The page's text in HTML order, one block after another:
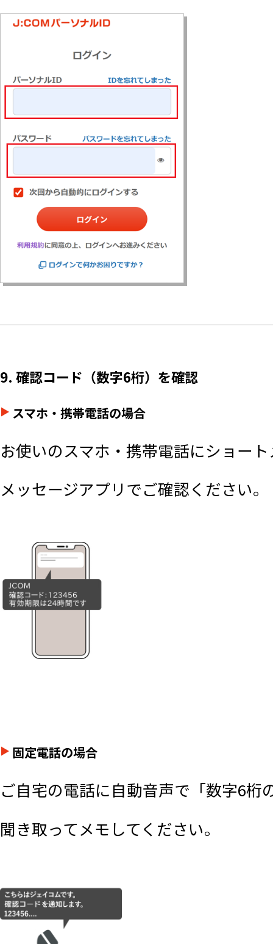
9. 確認コード（数字6桁）を確認
スマホ・携帯電話の場合
お使いのスマホ・携帯電話にショー
メッセージアプリでご確認ください。
固定電話の場合
ご自宅の電話に自動音声で「数字6桁
聞き取ってメモしてください。